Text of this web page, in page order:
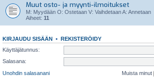
Muut osto- ja myynti-ilmoitukset
M: Myydään O: Ostetaan V: Vaihdetaan A: Annetaan
Aiheet: 11
KIRJAUDU SISÄÄN • REKISTERÖIDY
Käyttäjätunnus:
Salasana:
Unohdin salasanani
Muista minut